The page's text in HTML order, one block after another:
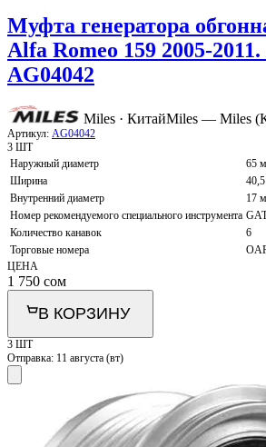
Муфта генератора
Alfa Romeo 159 2005-
AG04042
Miles · КитайMiles — Miles
Артикул: AG04042
3 ШТ
Наружный диаметр
65
Ширина
Внутренний диаметр
17
Номер рекомендуемого специального инструмента
Количество канавок
6
Торговые номера
ЦЕНА
1 750 сом
В КОРЗИНУ
3 ШТ
Отправка: 11 августа (вт)